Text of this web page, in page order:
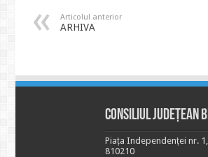
Articolul anterior
ARHIVA
Consiliul Județean
Piața Independenței nr.
810210